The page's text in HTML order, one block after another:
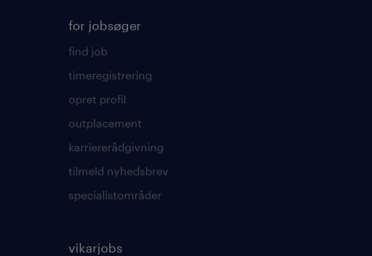
for jobsøger
find job
timeregistrering
opret profil
outplacement
karriererådgivning
tilmeld nyhedsbrev
specialistområder
vikarjobs